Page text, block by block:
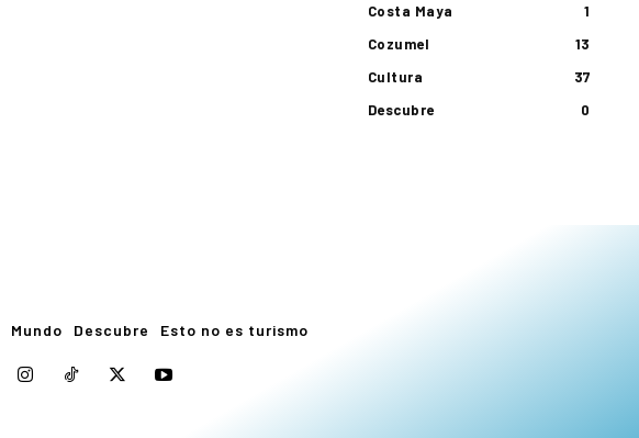
Costa Maya
1
Cozumel
13
Cultura
37
Descubre
0
Mundo Descubre Esto no es turismo